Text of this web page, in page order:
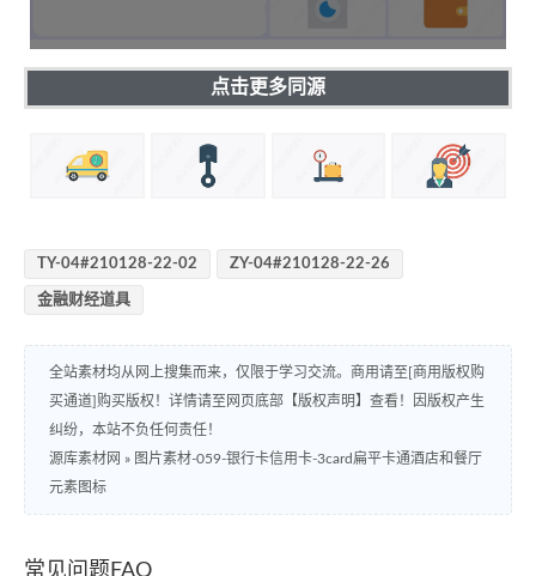
点击更多同源
TY-04#210128-22-02 ZY-04#210128-22-26
金融财经道具
全站素材均从网上搜集而来，仅限于学习交流。商用请至[商用版权购
买通道]购买版权！详情请至网页底部【版权声明】查看！因版权产生
纠纷，本站不负任何责任！
源库素材网 » 图片素材-059-银行卡信用卡-3card扁平卡通酒店和餐厅
元素图标
常见问题FAQ